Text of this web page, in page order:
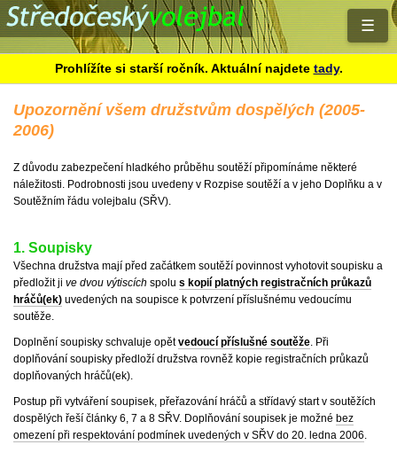
☰
Prohlížíte si starší ročník. Aktuální najdete tady.
Upozornění všem družstvům dospělých (2005-
2006)
Z důvodu zabezpečení hladkého průběhu soutěží připomínáme některé
náležitosti. Podrobnosti jsou uvedeny v Rozpise soutěží a v jeho Doplňku a v
Soutěžním řádu volejbalu (SŘV).
1. Soupisky
Všechna družstva mají před začátkem soutěží povinnost vyhotovit soupisku a
předložit ji ve dvou výtiscích spolu s kopií platných registračních průkazů
hráčů(ek) uvedených na soupisce k potvrzení příslušnému vedoucímu
soutěže.
Doplnění soupisky schvaluje opětvedoucí příslušné soutěže. Při
doplňování soupisky předloží družstva rovněž kopie registračních průkazů
doplňovaných hráčů(ek).
Postup při vytváření soupisek, přeřazování hráčů a střídavý start v soutěžích
dospělých řeší články 6, 7 a 8 SŘV. Doplňování soupisek je možné bez
omezení při respektování podmínek uvedených v SŘV do 20. ledna 2006